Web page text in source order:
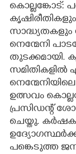
ZOOM
CONTACT US
കൊല്ലങ്കോട്:
സാദ്ധ്യതകളും
നെന്മേനി
തുടക്കമായി.
സമിതികളിൽ
ഉത്സവം
പ്രസിഡന്റ്
ചെയ്തു.
പങ്കെടുത്ത